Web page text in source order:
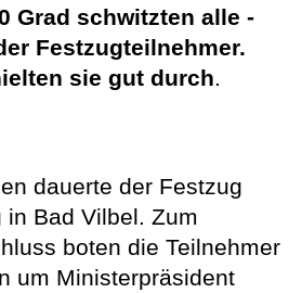
Grad schwitzten alle -
Festzugteilnehmer.
sie gut durch.
dauerte der Festzug
in Bad Vilbel. Zum
boten die Teilnehmer
um Ministerpräsident